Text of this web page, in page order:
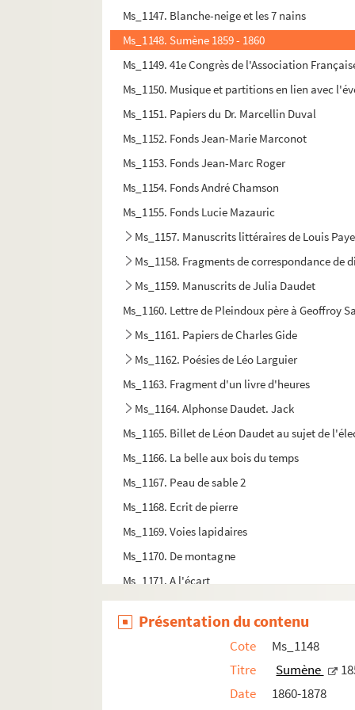
Ms_1147. Blanche-neige et les 7 nains
Ms_1148. Sumène 1859 - 1860
Ms_1149. 41e Congrès de l'Association
Ms_1150. Musique et partitions en lien avec
Ms_1151. Papiers du Dr. Marcellin Duval
Ms_1152. Fonds Jean-Marie Marconot
Ms_1153. Fonds Jean-Marc Roger
Ms_1154. Fonds André Chamson
Ms_1155. Fonds Lucie Mazauric
Ms_1157. Manuscrits littéraires de Louis
Ms_1158. Fragments de correspondance de
Ms_1159. Manuscrits de Julia Daudet
Ms_1160. Lettre de Pleindoux père à Geoffroy
Ms_1161. Papiers de Charles Gide
Ms_1162. Poésies de Léo Larguier
Ms_1163. Fragment d'un livre d'heures
Ms_1164. Alphonse Daudet. Jack
Ms_1165. Billet de Léon Daudet au sujet de
Ms_1166. La belle aux bois du temps
Ms_1167. Peau de sable 2
Ms_1168. Ecrit de pierre
Ms_1169. Voies lapidaires
Ms_1170. De montagne
Ms_1171. A l'écart
Ms_1172. Haute-Ubaye, sables
Ms_1173. Pluie
Ms_1174. Rapport de Mr Paul Soleillet sur
Ms_1175. Carnet préparatoire pour Sapho
Ms_1176. Poésies de Raymond Février
Présentation du contenu
Cote
Ms_1148
Titre
Sumène
Date
1860-1878